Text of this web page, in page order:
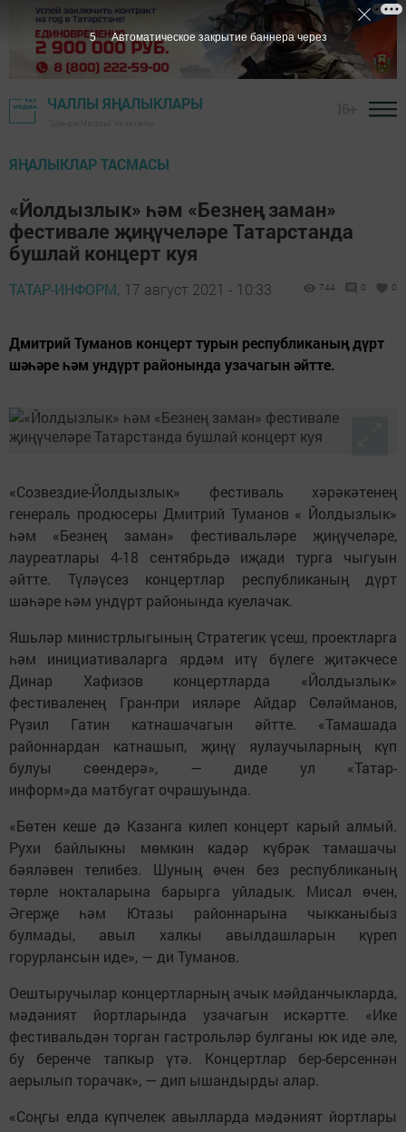
ЧАЛЛЫ ЯҢАЛЫКЛАРЫ
ЯҢАЛЫКЛАР ТАСМАСЫ
«Йолдызлык» һәм «Безнең заман»
фестивале җиңүчеләре Татарстанда
бушлай концерт куя
ТАТАР-ИНФОРМ, 17 август 2021 - 10:33 744 0 0
Дмитрий Туманов концерт турын республиканың дүрт
шәһәре һәм ундүрт районында узачагын әйтте.
«Созвездие-Йолдызлык» фестиваль хәрәкәтенең
генераль продюсеры Дмитрий Туманов « Йолдызлык»
һәм «Безнең заман» фестивальләре җиңүчеләре,
лауреатлары 4-18 сентябрьдә иҗади турга чыгуын
әйтте. Түләүсез концертлар республиканың дүрт
шәһәре һәм ундүрт районында куелачак.
Яшьләр министрлыгының Стратегик үсеш, проектларга
һәм инициативаларга ярдәм итү бүлеге җитәкчесе
Динар Хафизов концертларда «Йолдызлык»
фестиваленең Гран-при ияләре Айдар Сөләйманов,
Рүзил Гатин катнашачагын әйтте. «Тамашада
районнардан катнашып, җиңү яулаучыларның күп
булуы сөендерә», — диде ул «Татар-
информ»да матбугат очрашуында.
«Бөтен кеше дә Казанга килеп концерт карый алмый.
Рухи байлыкны мөмкин кадәр күбрәк тамашачы
бәяләвен телибез. Шуның өчен без республиканың
төрле нокталарына барырга уйладык. Мисал өчен,
Әгерҗе һәм Ютазы районнарына чыкканыбыз
булмады, авыл халкы авылдашларын күреп
горурлансын иде», — ди Туманов.
Оештыручылар концертларның ачык мәйданчыкларда,
мәдәният йортларында узачагын искәртте. «Ике
фестивальдән торган гастрольләр булганы юк иде әле,
бу беренче тапкыр үтә. Концертлар бер-берсеннән
аерылып торачак», — дип ышандырды алар.
«Соңгы елда күпчелек авылларда мәдәният йортлары
4 Автоматическое закрытие баннера через